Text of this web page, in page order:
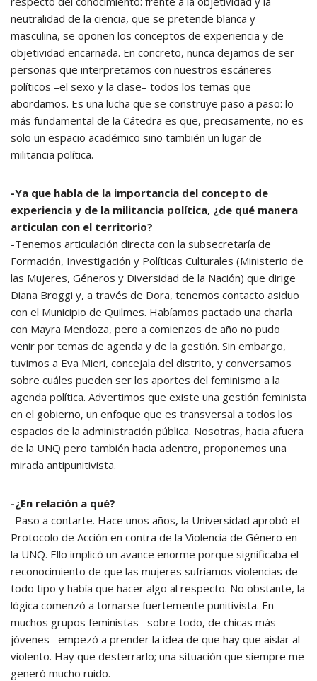
neutralidad de la ciencia, que se pretende blanca y
masculina, se oponen los conceptos de experiencia y de
objetividad encarnada. En concreto, nunca dejamos de ser
personas que interpretamos con nuestros escáneres
políticos –el sexo y la clase– todos los temas que
abordamos. Es una lucha que se construye paso a paso: lo
más fundamental de la Cátedra es que, precisamente, no es
solo un espacio académico sino también un lugar de
militancia política.
-Ya que habla de la importancia del concepto de
experiencia y de la militancia política, ¿de qué manera
articulan con el territorio?
-Tenemos articulación directa con la subsecretaría de
Formación, Investigación y Políticas Culturales (Ministerio de
las Mujeres, Géneros y Diversidad de la Nación) que dirige
Diana Broggi y, a través de Dora, tenemos contacto asiduo
con el Municipio de Quilmes. Habíamos pactado una charla
con Mayra Mendoza, pero a comienzos de año no pudo
venir por temas de agenda y de la gestión. Sin embargo,
tuvimos a Eva Mieri, concejala del distrito, y conversamos
sobre cuáles pueden ser los aportes del feminismo a la
agenda política. Advertimos que existe una gestión feminista
en el gobierno, un enfoque que es transversal a todos los
espacios de la administración pública. Nosotras, hacia afuera
de la UNQ pero también hacia adentro, proponemos una
mirada antipunitivista.
-¿En relación a qué?
-Paso a contarte. Hace unos años, la Universidad aprobó el
Protocolo de Acción en contra de la Violencia de Género en
la UNQ. Ello implicó un avance enorme porque significaba el
reconocimiento de que las mujeres sufríamos violencias de
todo tipo y había que hacer algo al respecto. No obstante, la
lógica comenzó a tornarse fuertemente punitivista. En
muchos grupos feministas –sobre todo, de chicas más
jóvenes– empezó a prender la idea de que hay que aislar al
violento. Hay que desterrarlo; una situación que siempre me
generó mucho ruido.